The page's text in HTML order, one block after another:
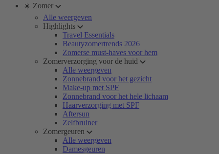
☀️ Zomer
Alle weergeven
Highlights
Travel Essentials
Beautyzomertrends 2026
Zomerse must-haves voor hem
Zomerverzorging voor de huid
Alle weergeven
Zonnebrand voor het gezicht
Make-up met SPF
Zonnebrand voor het hele lichaam
Haarverzorging met SPF
Aftersun
Zelfbruiner
Zomergeuren
Alle weergeven
Damesgeuren